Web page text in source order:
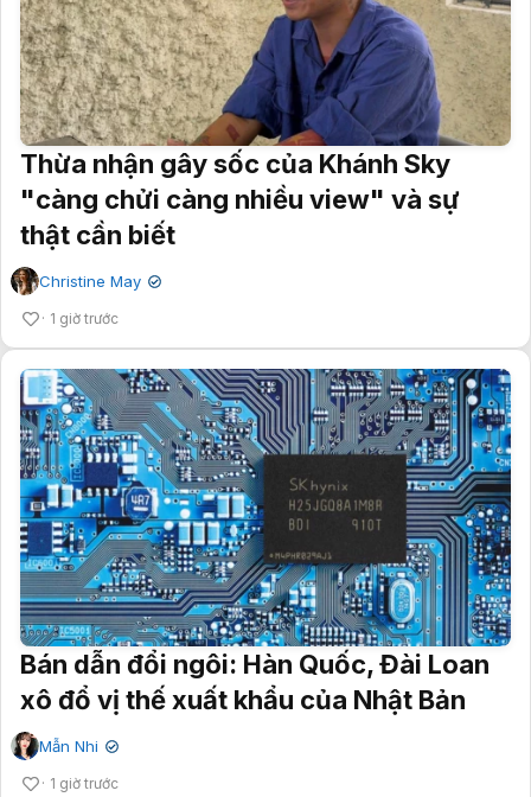
Thừa nhận gây sốc của Khánh Sky
"càng chửi càng nhiều view" và sự
thật cần biết
Christine May ✔
1 giờ trước
Bán dẫn đổi ngôi: Hàn Quốc, Đài Loan
xô đổ vị thế xuất khẩu của Nhật Bản
Mẫn Nhi ✔
1 giờ trước